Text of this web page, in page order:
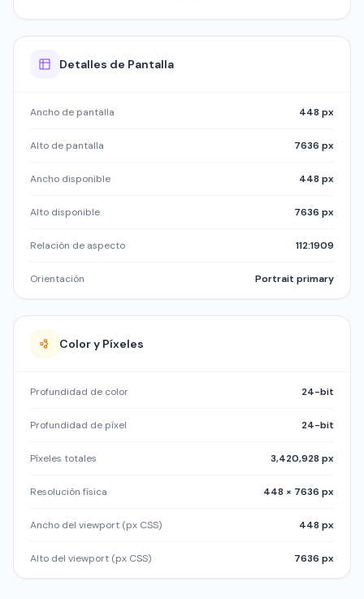
Detalles de Pantalla
Ancho de pantalla 448 px
Alto de pantalla 7636 px
Ancho disponible 448 px
Alto disponible 7636 px
Relación de aspecto 112:1909
Orientación Portrait primary
Color y Píxeles
Profundidad de color 24-bit
Profundidad de píxel 24-bit
Píxeles totales 3,420,928 px
Resolución física 448 × 7636 px
Ancho del viewport (px CSS) 448 px
Alto del viewport (px CSS) 7636 px